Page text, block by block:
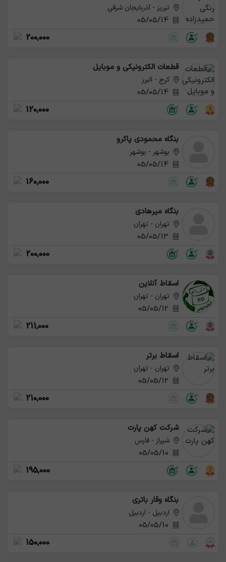
تبریز - آذربایجان شرقی
05/05/14
200,000
قطعات الکترونیکی و موبایل
کرج - البرز
05/05/14
120,000
بنگاه محمودی پاکرو
بوشهر - بوشهر
05/05/14
160,000
بنگاه میرهادی
تهران - تهران
200,000
اسقاط آنلاین
تهران - تهران
211,000
اسقاط برتر
تهران - تهران
210,000
شرکت کهن پارت
شیراز - فارس
195,000
بنگاه وقار باتری
اردبیل - اردبیل
150,000